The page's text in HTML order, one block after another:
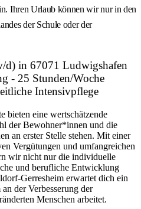
Ihren Urlaub können wir nur in den
der Schule oder der
d) in 67071 Ludwigshafen
- 25 Stunden/Woche
Intensivpflege
bieten eine wertschätzende
der Bewohner*innen und die
an erster Stelle stehen. Mit einer
Vergütungen und umfangreichen
wir nicht nur die individuelle
und berufliche Entwicklung
Gerresheim erwartet dich ein
der Verbesserung der
Menschen arbeitet.